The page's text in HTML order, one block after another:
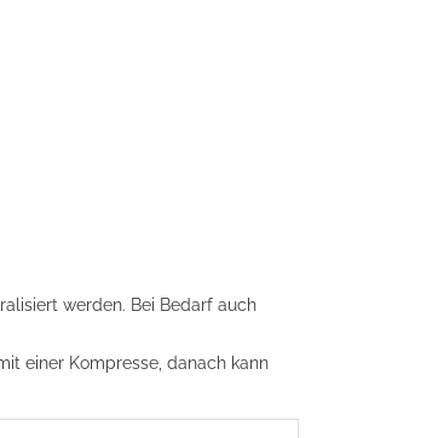
werden. Bei Bedarf auch
einer Kompresse, danach kann